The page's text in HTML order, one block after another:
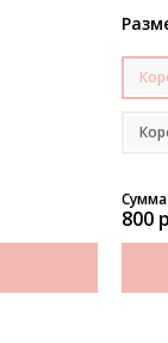
Сумма
800